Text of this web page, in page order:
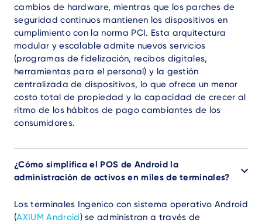
cambios de hardware, mientras que los parches de
seguridad continuos mantienen los dispositivos en
cumplimiento con la norma PCI. Esta arquitectura
modular y escalable admite nuevos servicios
(programas de fidelización, recibos digitales,
herramientas para el personal) y la gestión
centralizada de dispositivos, lo que ofrece un menor
costo total de propiedad y la capacidad de crecer al
ritmo de los hábitos de pago cambiantes de los
consumidores.
¿Cómo simplifica el POS de Android la
administración de activos en miles de terminales?
Los terminales Ingenico con sistema operativo Android
(AXIUM Android) se administran a través de